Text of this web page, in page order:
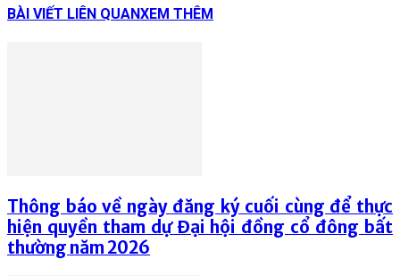
BÀI VIẾT LIÊN QUANXEM THÊM
Thông báo về ngày đăng ký cuối cùng để thực
hiện quyền tham dự Đại hội đồng cổ đông bất
thường năm 2026